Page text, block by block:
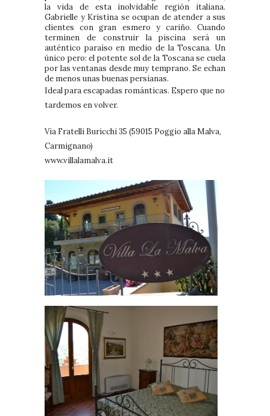
la vida de esta inolvidable región italiana.
Gabrielle y Kristina se ocupan de atender a sus
clientes con gran esmero y cariño. Cuando
terminen de construir la piscina será un
auténtico paraíso en medio de la Toscana. Un
único pero: el potente sol de la Toscana se cuela
por las ventanas desde muy temprano. Se echan
de menos unas buenas persianas.
Ideal para escapadas románticas. Espero que no
tardemos en volver.
Via Fratelli Buricchi 35 (59015 Poggio alla Malva,
Carmignano)
www.villalamalva.it